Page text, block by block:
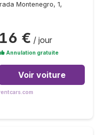
Montenegro, 1,
16 € / jour
Annulation gratuite
Voir voiture